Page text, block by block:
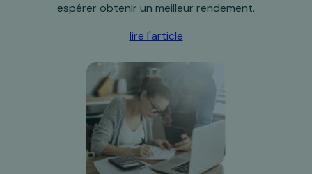
espérer obtenir un meilleur rendement.
lire l'article